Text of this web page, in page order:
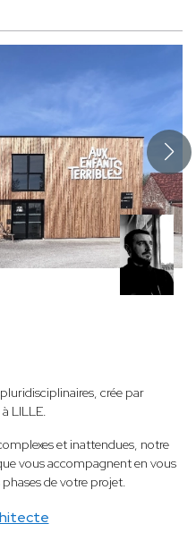
crée par
LILLE.
et inattendues, notre
vous accompagnent en vous
de votre projet.